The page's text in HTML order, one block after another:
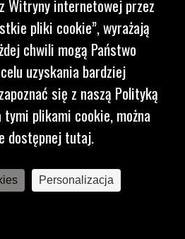
Witryny internetowej przez
pliki cookie”, wyrażają
chwili mogą Państwo
uzyskania bardziej
się z naszą Polityką
plikami cookie, można
dostępnej tutaj.
Personalizacja